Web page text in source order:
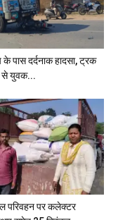
के पास दर्दनाक हादसा, ट्रक
से युवक...
परिवहन पर कलेक्टर